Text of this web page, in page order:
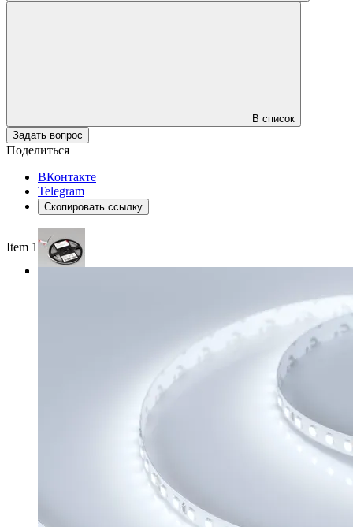
В список
Задать вопрос
Поделиться
ВКонтакте
Telegram
Скопировать ссылку
Item 1 of 3